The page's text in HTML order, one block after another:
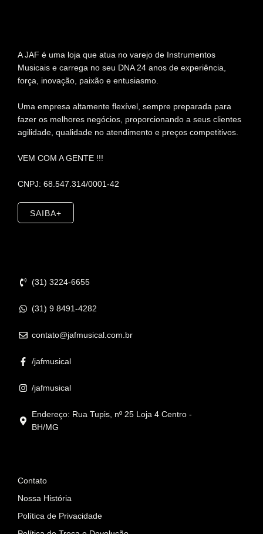
A JAF é uma loja que atua no varejo de Instrumentos
Musicais e carrega no seu DNA 24 anos de experiência,
força, inovação, paixão e entusiasmo.
Uma empresa altamente flexível, sempre preparada para
fazer os melhores negócios, proporcionando a seus clientes
agilidade, qualidade no atendimento e preços competitivos.
VEM COM A GENTE !!!
CNPJ: 68.547.314/0001-42
SAIBA+
(31) 3224-6655
(31) 9 8491-4282
contato@jafmusical.com.br
/jafmusical
/jafmusical
Endereço: Rua Tupis, nº 25 Loja 4 Centro -
BH/MG
Contato
Nossa História
Política de Privacidade